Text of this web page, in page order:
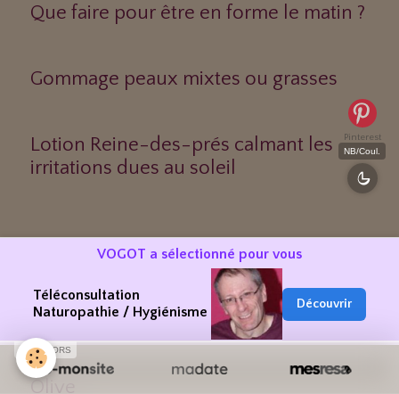
Que faire pour être en forme le matin ?
Gommage peaux mixtes ou grasses
Lotion Reine-des-prés calmant les
irritations dues au soleil
Huiles massages
Coton
Olive
Pinterest
NB/Coul.
VOGOT a sélectionné pour vous
Téléconsultation
Naturopathie / Hygiénisme
Découvrir
SPONSORS